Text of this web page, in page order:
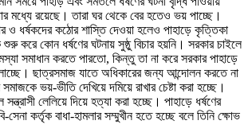
মধ্যে রয়েছে। তারা ঘর থেকে বের হতেও ভয় পাচ্ছে।
ও ধর্ষকদের কঠোর শাস্তি দেওয়া হলেও পাহাড়ে কৃত্তিকা
শুরু করে কোন ধর্ষণের ঘটনায় সুষ্ঠু বিচার হয়নি। সরকার চাইলে
সমাধান করতে পারতো, কিন্তু তা না করে সরকার পাহাড়ে
ছাত্রসমাজ যাতে অধিকারের জন্য আন্দোলন করতে না
ভয়-ভীতি দেখিয়ে দমিয়ে রাখার চেষ্টা করা হচ্ছে।
লেলিয়ে দিয়ে হত্যা করা হচ্ছে। পাহাড়ে ধর্ষণের
সেনা কর্তৃক বাধা-হামলার সম্মুখীন হতে হচ্ছে বলে তিনি ক্ষোভ